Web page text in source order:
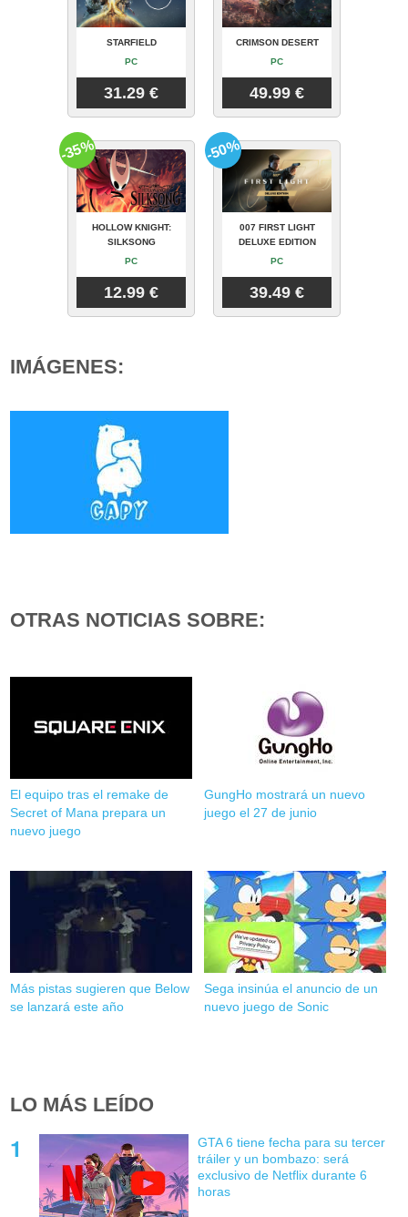
STARFIELD
PC
31.29 €
CRIMSON DESERT
PC
49.99 €
HOLLOW KNIGHT:
SILKSONG
PC
12.99 €
-35%
007 FIRST LIGHT
DELUXE EDITION
PC
39.49 €
-50%
IMÁGENES:
OTRAS NOTICIAS SOBRE:
El equipo tras el remake de
Secret of Mana prepara un
nuevo juego
GungHo mostrará un nuevo
juego el 27 de junio
Más pistas sugieren que Below
se lanzará este año
Sega insinúa el anuncio de un
nuevo juego de Sonic
LO MÁS LEÍDO
GTA 6 tiene fecha para su tercer
tráiler y un bombazo: será
exclusivo de Netflix durante 6
horas